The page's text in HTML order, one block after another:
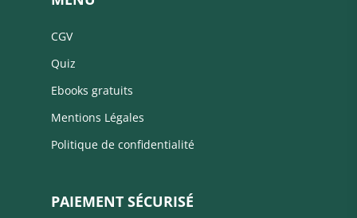
CGV
Quiz
Ebooks gratuits
Mentions Légales
Politique de confidentialité
PAIEMENT SÉCURISÉ